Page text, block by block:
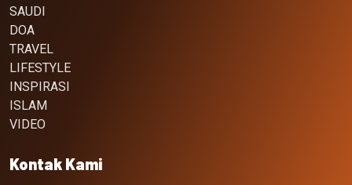
SAUDI
DOA
TRAVEL
LIFESTYLE
INSPIRASI
ISLAM
VIDEO
Kontak Kami